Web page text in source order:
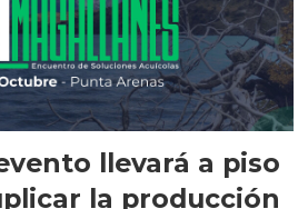
llevará a piso
la producción